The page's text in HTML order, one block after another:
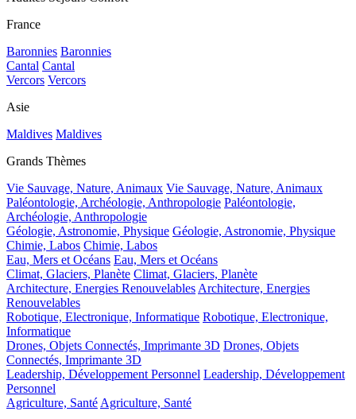
France
Baronnies Baronnies
Cantal Cantal
Vercors Vercors
Asie
Maldives Maldives
Grands Thèmes
Vie Sauvage, Nature, Animaux Vie Sauvage, Nature, Animaux
Paléontologie, Archéologie, Anthropologie Paléontologie,
Archéologie, Anthropologie
Géologie, Astronomie, Physique Géologie, Astronomie, Physique
Chimie, Labos Chimie, Labos
Eau, Mers et Océans Eau, Mers et Océans
Climat, Glaciers, Planète Climat, Glaciers, Planète
Architecture, Energies RenouvelablesArchitecture, Energies
Renouvelables
Robotique, Electronique, Informatique Robotique, Electronique,
Informatique
Drones, Objets Connectés, Imprimante 3D Drones, Objets
Connectés, Imprimante 3D
Leadership, Développement Personnel Leadership, Développement
Personnel
Agriculture, SantéAgriculture, Santé